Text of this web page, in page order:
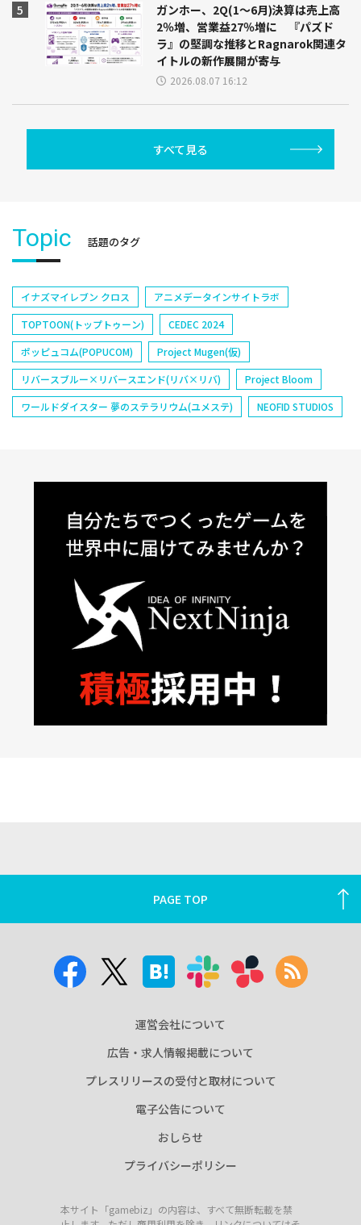
ガンホー、2Q(1～6月)決算は売上高
2％増、営業益27％増に 『パズド
ラ』の堅調な推移とRagnarok関連タ
イトルの新作展開が寄与
2026.08.07 16:12
すべて見る
Topic 話題のタグ
イナズマイレブン クロス
アニメデータインサイトラボ
TOPTOON(トップトゥーン)
CEDEC 2024
ポッピュコム(POPUCOM)
Project Mugen(仮)
リバースブルー×リバースエンド(リバ×リバ)
Project Bloom
ワールドダイスター 夢のステラリウム(ユメステ)
NEOFID STUDIOS
PAGE TOP
運営会社について
広告・求人情報掲載について
プレスリリースの受付と取材について
電子公告について
おしらせ
プライバシーポリシー
本サイト「gamebiz」の内容は、すべて無断転載を禁